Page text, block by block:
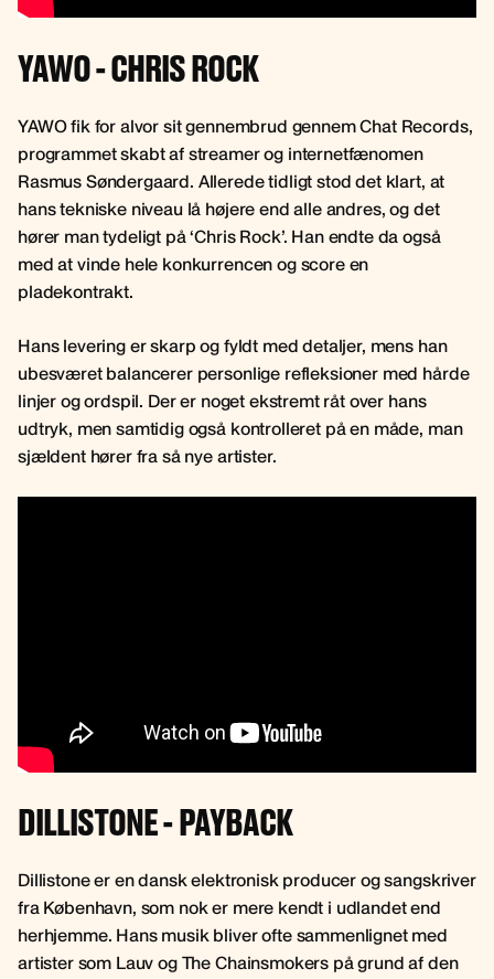
YAWO - CHRIS ROCK
YAWO fik for alvor sit gennembrud gennem Chat Records,
programmet skabt af streamer og internetfænomen
Rasmus Søndergaard. Allerede tidligt stod det klart, at
hans tekniske niveau lå højere end alle andres, og det
hører man tydeligt på ‘Chris Rock’. Han endte da også
med at vinde hele konkurrencen og score en
pladekontrakt.
Hans levering er skarp og fyldt med detaljer, mens han
ubesværet balancerer personlige refleksioner med hårde
linjer og ordspil. Der er noget ekstremt råt over hans
udtryk, men samtidig også kontrolleret på en måde, man
sjældent hører fra så nye artister.
DILLISTONE - PAYBACK
Dillistone er en dansk elektronisk producer og sangskriver
fra København, som nok er mere kendt i udlandet end
herhjemme. Hans musik bliver ofte sammenlignet med
artister som Lauv og The Chainsmokers på grund af den